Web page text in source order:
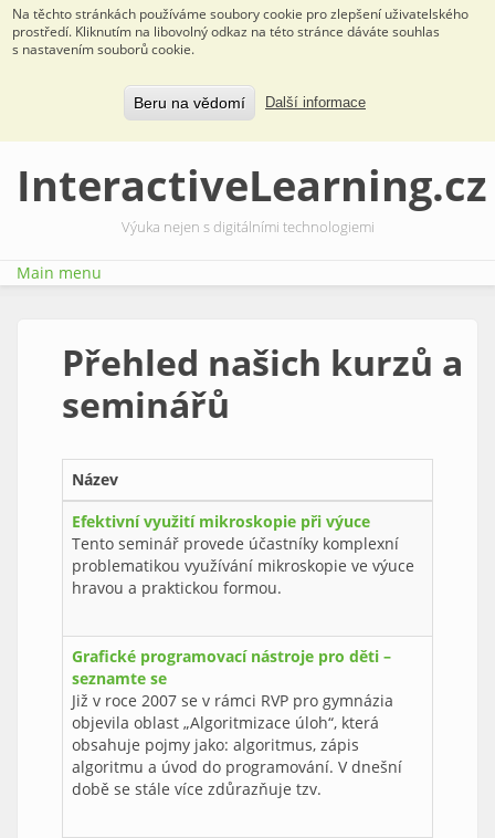
Na těchto stránkách používáme soubory cookie pro zlepšení uživatelského
prostředí. Kliknutím na libovolný odkaz na této stránce dáváte souhlas
s nastavením souborů cookie.
Beru na vědomí Další informace
InteractiveLearning.cz
Výuka nejen s digitálními technologiemi
Main menu
Přehled našich kurzů a
seminářů
Název
Efektivní využití mikroskopie při výuce
Tento seminář provede účastníky komplexní
problematikou využívání mikroskopie ve výuce
hravou a praktickou formou.
Grafické programovací nástroje pro děti –
seznamte se
Již v roce 2007 se v rámci RVP pro gymnázia
objevila oblast „Algoritmizace úloh“, která
obsahuje pojmy jako: algoritmus, zápis
algoritmu a úvod do programování. V dnešní
době se stále více zdůrazňuje tzv.